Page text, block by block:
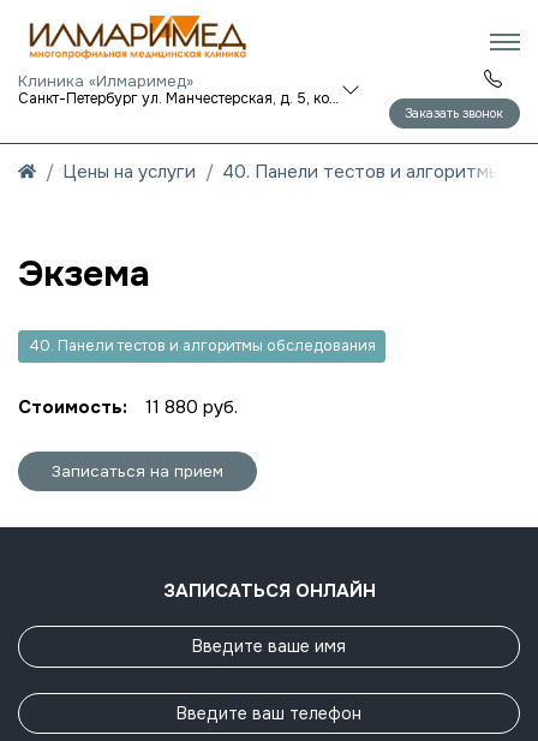
Клиника «Илмаримед»
Санкт-Петербург ул. Манчестерская, д. 5, корп. 1
Заказать звонок
Цены на услуги 40. Панели тестов и алгоритмы
Экзема
40. Панели тестов и алгоритмы обследования
Стоимость: 11 880 руб.
Записаться на прием
ЗАПИСАТЬСЯ ОНЛАЙН